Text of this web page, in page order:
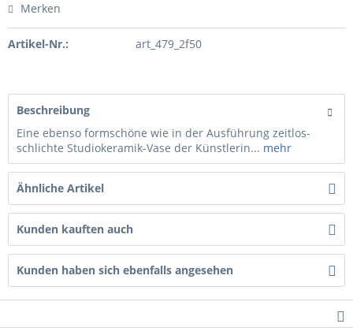
Merken
Artikel-Nr.: art_479_2f50
Beschreibung
Eine ebenso formschöne wie in der Ausführung zeitlos-
schlichte Studiokeramik-Vase der Künstlerin... mehr
Ähnliche Artikel
Kunden kauften auch
Kunden haben sich ebenfalls angesehen